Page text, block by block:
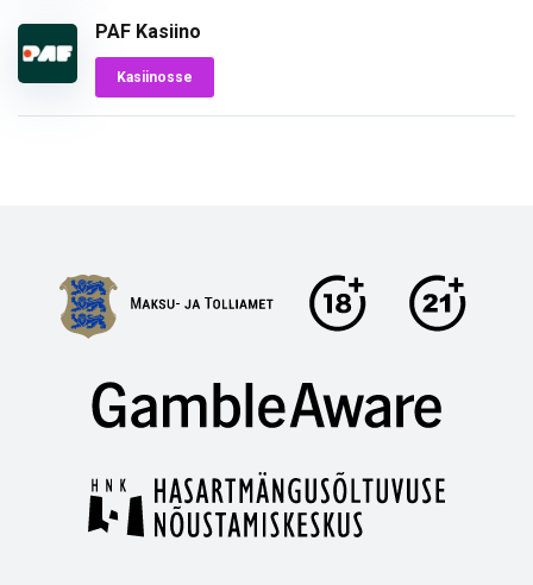
PAF Kasiino
Kasiinosse